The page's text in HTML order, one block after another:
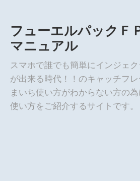
フューエルパック
マニュアル
スマホで誰でも簡単にインジェ
が出来る時代！！のキャッチフ
まいち使い方がわからない方の
使い方をご紹介するサイトです。